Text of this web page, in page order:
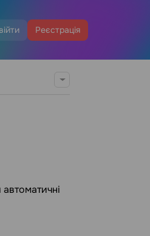
Реєстрація